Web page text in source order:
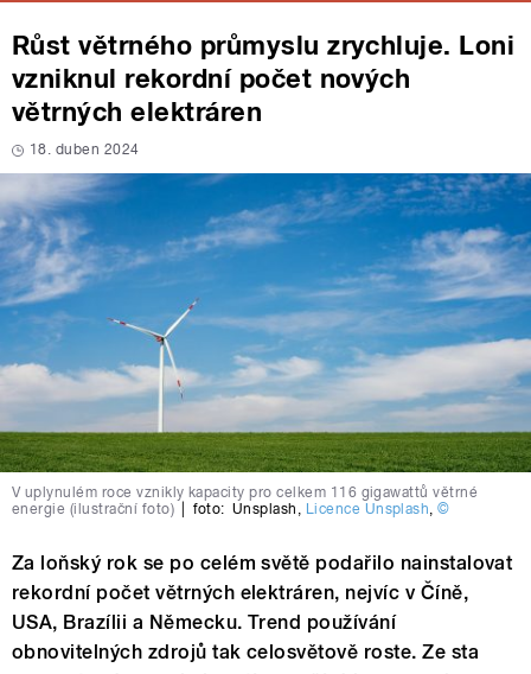
Růst větrného průmyslu zrychluje. Loni
vzniknul rekordní počet nových
větrných elektráren
18. duben 2024
V uplynulém roce vznikly kapacity pro celkem 116 gigawattů větrné
energie (ilustrační foto)
foto: Unsplash , Licence Unsplash,©
Za loňský rok se po celém světě podařilo nainstalovat
rekordní počet větrných elektráren, nejvíc v Číně,
USA, Brazílii a Německu. Trend používání
obnovitelných zdrojů tak celosvětově roste. Ze sta